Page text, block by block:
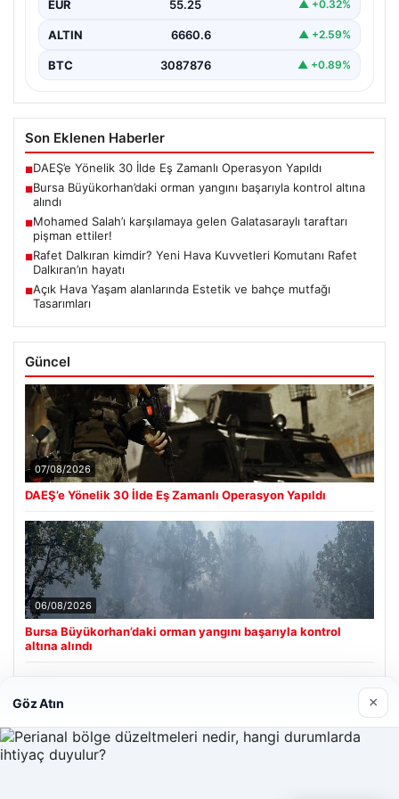
EUR 55.25 ▲ +0.32%
ALTIN 6660.6 ▲ +2.59%
BTC 3087876 ▲ +0.89%
Son Eklenen Haberler
■DAEŞ’e Yönelik 30 İlde Eş Zamanlı Operasyon Yapıldı
■Bursa Büyükorhan’daki orman yangını başarıyla kontrol altına
alındı
■Mohamed Salah’ı karşılamaya gelen Galatasaraylı taraftarı
pişman ettiler!
■Rafet Dalkıran kimdir? Yeni Hava Kuvvetleri Komutanı Rafet
Dalkıran’ın hayatı
■Açık Hava Yaşam alanlarında Estetik ve bahçe mutfağı
Tasarımları
Güncel
07/08/2026
DAEŞ’e Yönelik 30 İlde Eş Zamanlı Operasyon Yapıldı
06/08/2026
Bursa Büyükorhan’daki orman yangını başarıyla kontrol
altına alındı
Göz Atın ×